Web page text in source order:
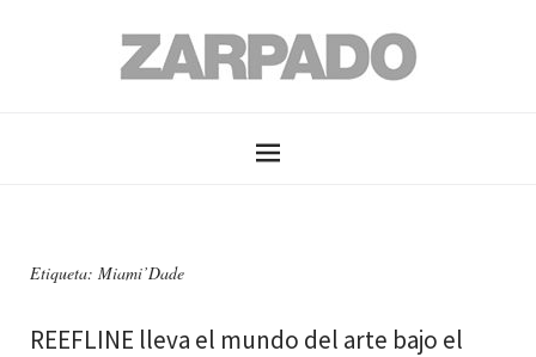
Etiqueta: Miami’Dade
REEFLINE lleva el mundo del arte bajo el